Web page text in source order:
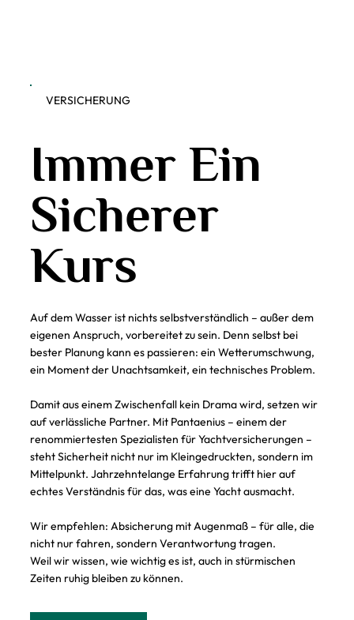
VERSICHERUNG
Immer Ein
Sicherer
Kurs
Auf dem Wasser ist nichts selbstverständlich – außer dem
eigenen Anspruch, vorbereitet zu sein. Denn selbst bei
bester Planung kann es passieren: ein Wetterumschwung,
ein Moment der Unachtsamkeit, ein technisches Problem.
Damit aus einem Zwischenfall kein Drama wird, setzen wir
auf verlässliche Partner. Mit Pantaenius – einem der
renommiertesten Spezialisten für Yachtversicherungen –
steht Sicherheit nicht nur im Kleingedruckten, sondern im
Mittelpunkt. Jahrzehntelange Erfahrung trifft hier auf
echtes Verständnis für das, was eine Yacht ausmacht.
Wir empfehlen: Absicherung mit Augenmaß – für alle, die
nicht nur fahren, sondern Verantwortung tragen.
Weil wir wissen, wie wichtig es ist, auch in stürmischen
Zeiten ruhig bleiben zu können.